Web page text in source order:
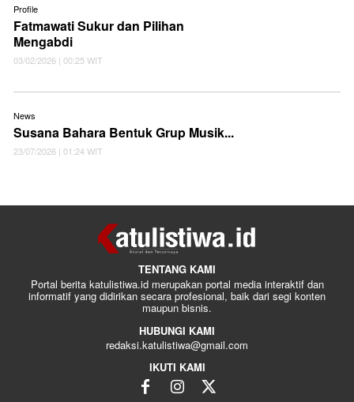
Profile
Fatmawati Sukur dan Pilihan
Mengabdi
03/02/2026 | 00:25 WIT
News
Susana Bahara Bentuk Grup Musik...
23/07/2026 | 01:24 WIT
TENTANG KAMI
Portal berita katulistiwa.id merupakan portal media interaktif dan
informatif yang didirikan secara profesional, baik dari segi konten
maupun bisnis.
HUBUNGI KAMI
redaksi.katulistiwa@gmail.com
IKUTI KAMI